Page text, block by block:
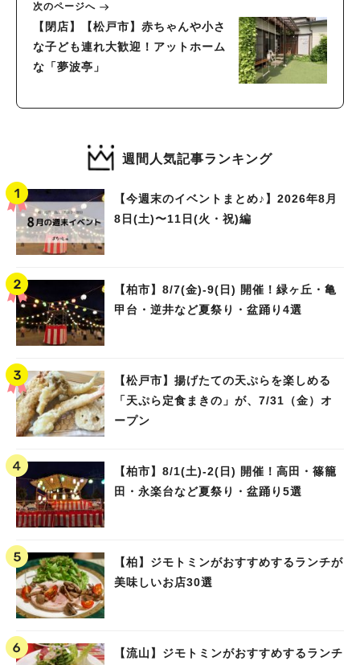
次のページへ
【閉店】【松戸市】赤ちゃんや小さ
な子ども連れ大歓迎！アットホーム
な「夢波亭」
週間人気記事ランキング
【今週末のイベントまとめ♪】2026年8月
8日(土)〜11日(火・祝)編
【柏市】8/7(金)‐9(日) 開催！緑ヶ丘・亀
甲台・逆井など夏祭り・盆踊り4選
【松戸市】揚げたての天ぷらを楽しめる
「天ぷら定食まきの」が、7/31（金）オ
ープン
【柏市】8/1(土)‐2(日) 開催！高田・篠籠
田・永楽台など夏祭り・盆踊り5選
【柏】ジモトミンがおすすめするランチが
美味しいお店30選
【流山】ジモトミンがおすすめするランチ